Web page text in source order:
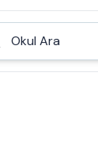
Okul Ara